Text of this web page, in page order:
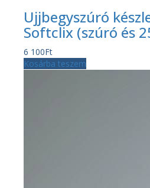
Ujjbegyszúró
Softclix (szúró és
6 100Ft
Kosárba teszem